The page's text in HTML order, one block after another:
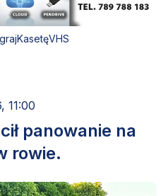
11:00
panowanie na
rowie.